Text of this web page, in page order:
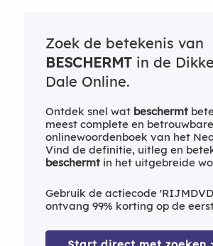
Zoek de betekenis van
BESCHERMTin de
Dale Online.
Ontdek snel wat beschermt
meest complete en betrouwbare
onlinewoordenboek van het
Vind de definitie, uitleg en
beschermtin het uitgebreide
Gebruik de actiecode
ontvang 99% korting op de